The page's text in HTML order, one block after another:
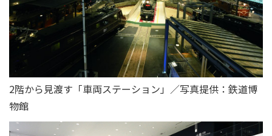
2階から見渡す「車両ステーション」／写真提供：鉄道博
物館